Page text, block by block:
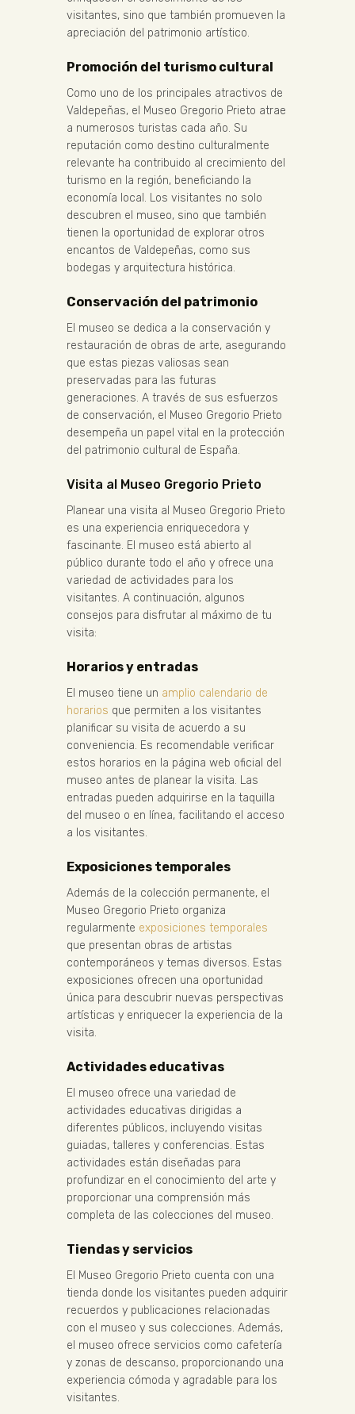
visitantes, sino que también promueven la
apreciación del patrimonio artístico.
Promoción del turismo cultural
Como uno de los principales atractivos de
Valdepeñas, el Museo Gregorio Prieto atrae
a numerosos turistas cada año. Su
reputación como destino culturalmente
relevante ha contribuido al crecimiento del
turismo en la región, beneficiando la
economía local. Los visitantes no solo
descubren el museo, sino que también
tienen la oportunidad de explorar otros
encantos de Valdepeñas, como sus
bodegas y arquitectura histórica.
Conservación del patrimonio
El museo se dedica a la conservación y
restauración de obras de arte, asegurando
que estas piezas valiosas sean
preservadas para las futuras
generaciones. A través de sus esfuerzos
de conservación, el Museo Gregorio Prieto
desempeña un papel vital en la protección
del patrimonio cultural de España.
Visita al Museo Gregorio Prieto
Planear una visita al Museo Gregorio Prieto
es una experiencia enriquecedora y
fascinante. El museo está abierto al
público durante todo el año y ofrece una
variedad de actividades para los
visitantes. A continuación, algunos
consejos para disfrutar al máximo de tu
visita:
Horarios y entradas
El museo tiene un amplio calendario de
horarios que permiten a los visitantes
planificar su visita de acuerdo a su
conveniencia. Es recomendable verificar
estos horarios en la página web oficial del
museo antes de planear la visita. Las
entradas pueden adquirirse en la taquilla
del museo o en línea, facilitando el acceso
a los visitantes.
Exposiciones temporales
Además de la colección permanente, el
Museo Gregorio Prieto organiza
regularmente exposiciones temporales
que presentan obras de artistas
contemporáneos y temas diversos. Estas
exposiciones ofrecen una oportunidad
única para descubrir nuevas perspectivas
artísticas y enriquecer la experiencia de la
visita.
Actividades educativas
El museo ofrece una variedad de
actividades educativas dirigidas a
diferentes públicos, incluyendo visitas
guiadas, talleres y conferencias. Estas
actividades están diseñadas para
profundizar en el conocimiento del arte y
proporcionar una comprensión más
completa de las colecciones del museo.
Tiendas y servicios
El Museo Gregorio Prieto cuenta con una
tienda donde los visitantes pueden adquirir
recuerdos y publicaciones relacionadas
con el museo y sus colecciones. Además,
el museo ofrece servicios como cafetería
y zonas de descanso, proporcionando una
experiencia cómoda y agradable para los
visitantes.